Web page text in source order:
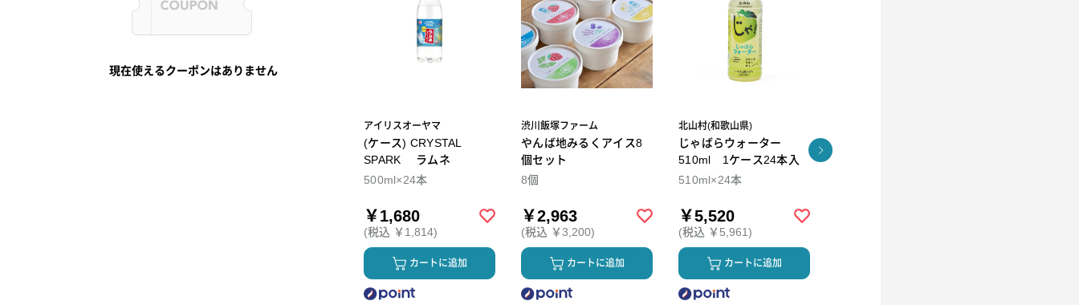
現在使えるクーポンはありません
アイリスオーヤマ
(ケース) CRYSTAL
SPARK ラムネ
500ml×24本
￥1,680
(税込 ￥1,814)
カートに追加
渋川飯塚ファーム
やんば地みるくアイス8
個セット
8個
￥2,963
(税込 ￥3,200)
カートに追加
北山村(和歌山県)
じゃばらウォーター
510ml 1ケース24本入
510ml×24本
￥5,520
(税込 ￥5,961)
カートに追加